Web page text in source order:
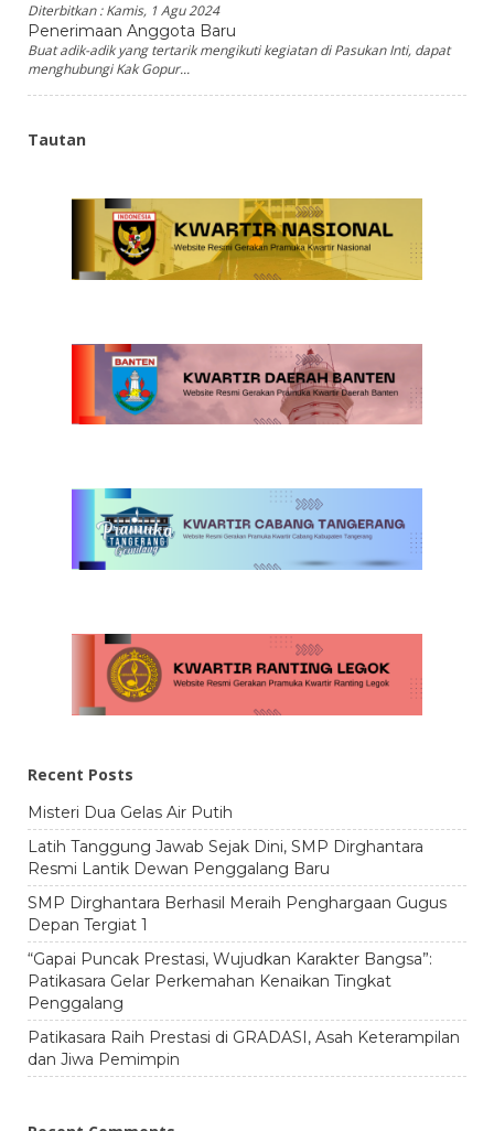
Diterbitkan :Kamis, 1 Agu 2024
Penerimaan Anggota Baru
Buat adik-adik yang tertarik mengikuti kegiatan di Pasukan Inti, dapat
menghubungi Kak Gopur...
Tautan
Recent Posts
Misteri Dua Gelas Air Putih
Latih Tanggung Jawab Sejak Dini, SMP Dirghantara
Resmi Lantik Dewan Penggalang Baru
SMP Dirghantara Berhasil Meraih Penghargaan Gugus
Depan Tergiat 1
“Gapai Puncak Prestasi, Wujudkan Karakter Bangsa”:
Patikasara Gelar Perkemahan Kenaikan Tingkat
Penggalang
Patikasara Raih Prestasi di GRADASI, Asah Keterampilan
dan Jiwa Pemimpin